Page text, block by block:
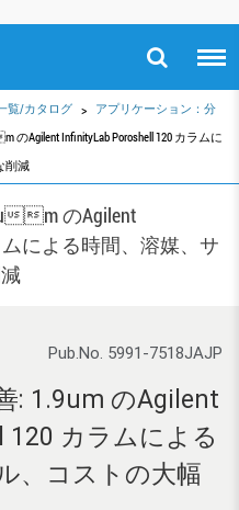
覧/カタログ
アプリケーション：分
Agilent InfinityLab Poroshell 120 カラムに
削減
m のAgilent
ムによる時間、溶媒、サ
Pub.No. 5991-7518JAJP
1.9um のAgilent
カラムによる
、コストの大幅